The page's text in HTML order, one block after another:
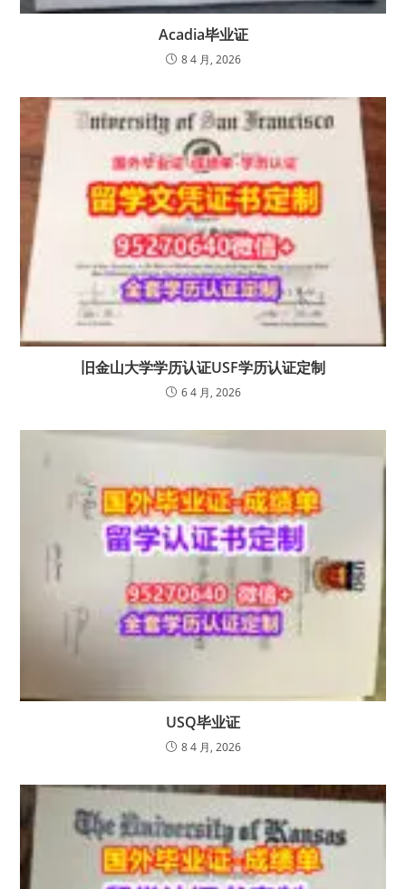
Acadia毕业证
8 4 月, 2026
旧金山大学学历认证USF学历认证定制
6 4 月, 2026
USQ毕业证
8 4 月, 2026